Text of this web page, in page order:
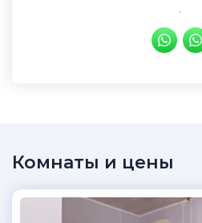
.
Комнаты и цены